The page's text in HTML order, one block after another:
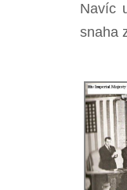
Navíc
snaha